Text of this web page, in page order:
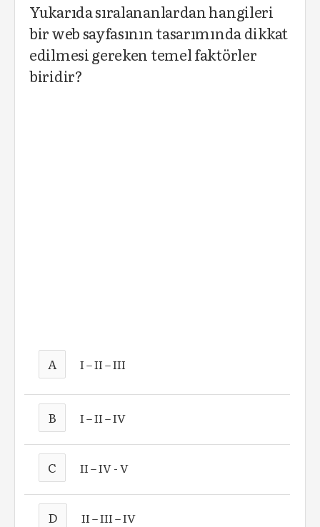
Yukarıda sıralananlardan hangileri
bir web sayfasının tasarımında dikkat
edilmesi gereken temel faktörler
biridir?
A I – II – III
B I – II – IV
C II – IV - V
D II – III – IV